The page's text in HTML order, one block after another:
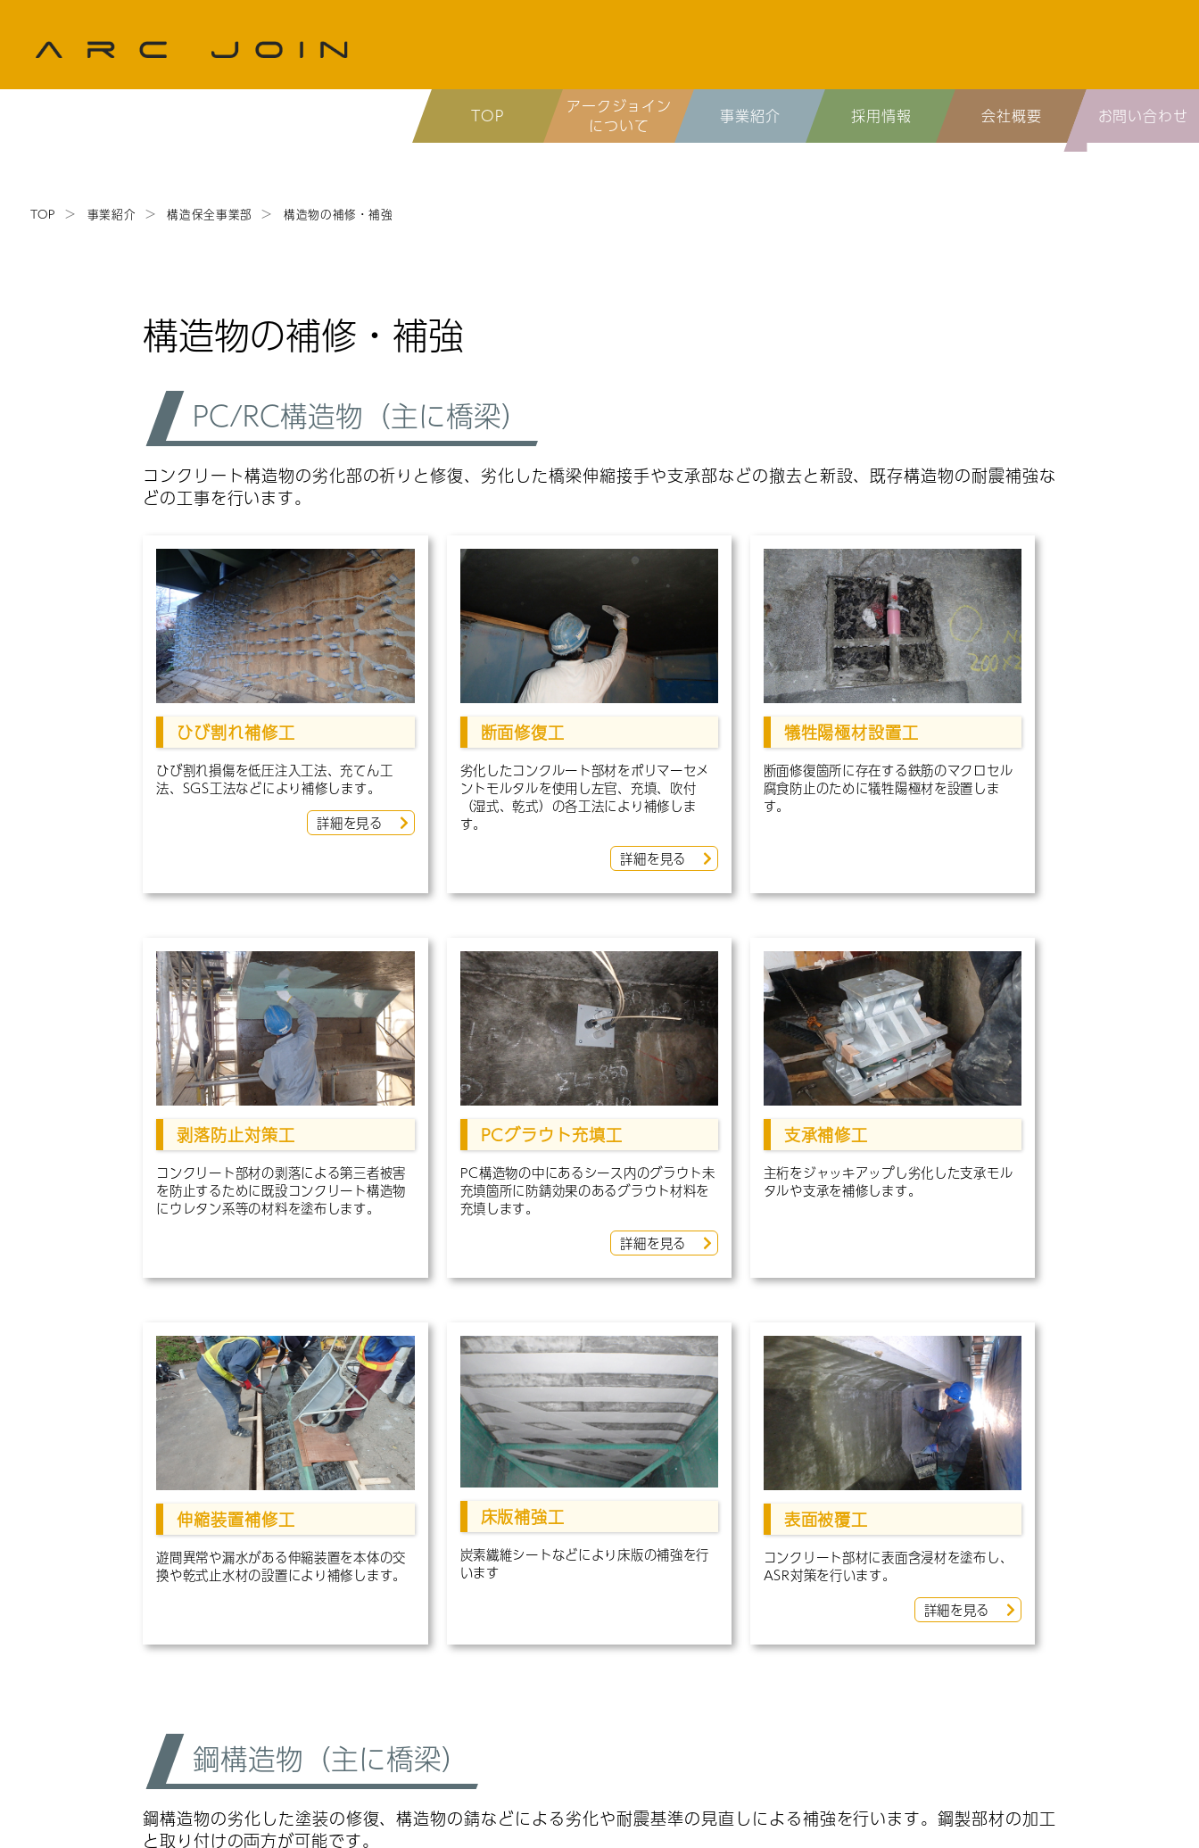
TOP
アークジョイン
について
事業紹介 採用情報 会社概要 お問い合わせ
TOP 事業紹介 構造保全事業部 構造物の補修・補強
構造物の補修・補強
PC/RC構造物（主に橋梁）
コンクリート構造物の劣化部の祈りと修復、劣化した橋梁伸縮接手や支承部などの撤去と新設、既存構造物の耐震補強な
どの工事を行います。
ひび割れ補修工
ひび割れ損傷を低圧注入工法、充てん工
法、SGS工法などにより補修します。
詳細を見る
断面修復工
劣化したコンクルート部材をポリマーセメ
ントモルタルを使用し左官、充填、吹付
（湿式、乾式）の各工法により補修しま
す。
詳細を見る
犠牲陽極材設置工
断面修復箇所に存在する鉄筋のマクロセル
腐食防止のために犠牲陽極材を設置しま
す。
剥落防止対策工
コンクリート部材の剥落による第三者被害
を防止するために既設コンクリート構造物
にウレタン系等の材料を塗布します。
PCグラウト充填工
PC構造物の中にあるシース内のグラウト未
充填箇所に防錆効果のあるグラウト材料を
充填します。
詳細を見る
支承補修工
主桁をジャッキアップし劣化した支承モル
タルや支承を補修します。
伸縮装置補修工
遊間異常や漏水がある伸縮装置を本体の交
換や乾式止水材の設置により補修します。
床版補強工
炭素繊維シートなどにより床版の補強を行
います
表面被覆工
コンクリート部材に表面含浸材を塗布し、
ASR対策を行います。
詳細を見る
鋼構造物（主に橋梁）
鋼構造物の劣化した塗装の修復、構造物の錆などによる劣化や耐震基準の見直しによる補強を行います。鋼製部材の加工
と取り付けの両方が可能です。